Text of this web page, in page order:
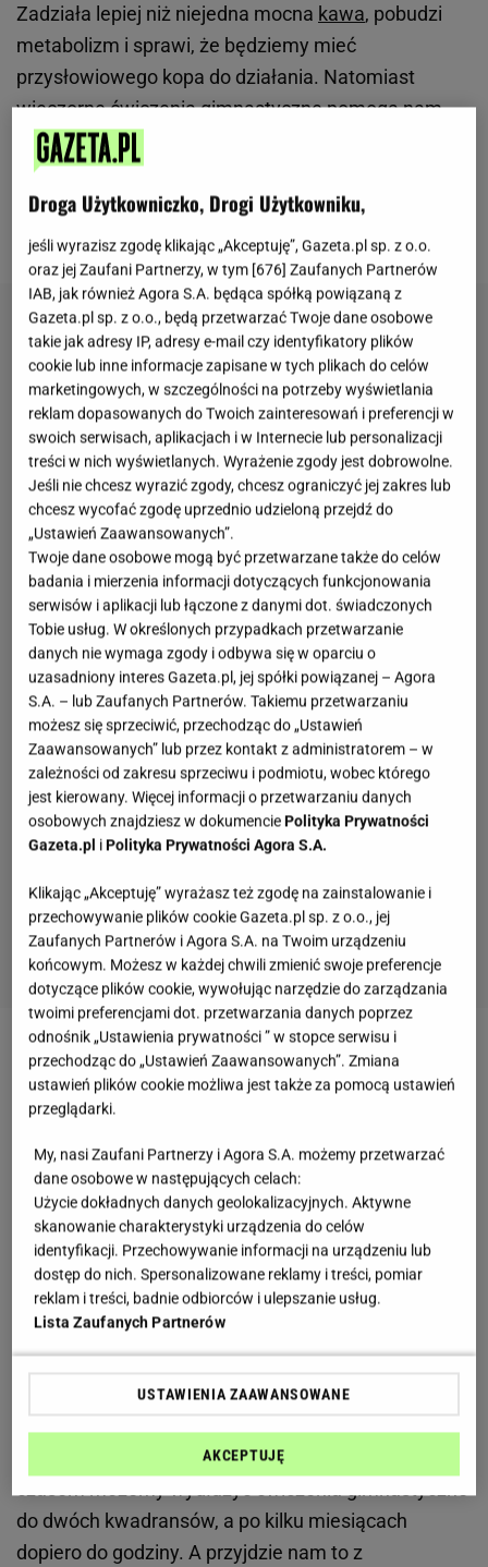
Zadziała lepiej niż niejedna mocna kawa, pobudzi
metabolizm i sprawi, że będziemy mieć
przysłowiowego kopa do działania. Natomiast
wieczorne ćwiczenia gimnastyczne pomogą nam
rozciągnąć ciało po całodniowym spięciu. Złagodzą
wszystkie nagromadzone napięcia, rozluźnią i
przygotują do relaksu, którego nasz organizm dozna
podczas snu.
Ponadto warto wiedzieć, że ćwiczenia gimnastyczne
może wykonywać każdy. Nie ma przeciwskazań do
ćwiczeń gimnastycznych zarówno dla osób
starszych, kobiet w ciąży, jak i dzieci. Sport to
przecieżzdrowie. Oczywiście każdy powinien je
dostosować do swojej kondycji, możliwości i
ograniczeń ruchowych. A w przypadku kobiet w
ciąży, zaleca się profilaktyczną konsultację u lekarza
prowadzącego ciążę.
Ćwiczenia gimnastyczne są jednak bardzo
przyjemne i proste. Nie musimy zaraz
. Na początek wystarczy kwadrans. Z
do dwóch kwadransów, a po kilku miesiącach
dopiero do godziny. A przyjdzie nam to z
Droga Użytkowniczko, Drogi Użytkowniku,
jeśli wyrazisz zgodę klikając „Akceptuję”, Gazeta.pl sp. z o.o.
oraz jej Zaufani Partnerzy, w tym [676] Zaufanych Partnerów
IAB, jak również Agora S.A. będąca spółką powiązaną z
Gazeta.pl sp. z o.o., będą przetwarzać Twoje dane osobowe
takie jak adresy IP, adresy e-mail czy identyfikatory plików
cookie lub inne informacje zapisane w tych plikach do celów
marketingowych, w szczególności na potrzeby wyświetlania
reklam dopasowanych do Twoich zainteresowań i preferencji w
swoich serwisach, aplikacjach i w Internecie lub personalizacji
treści w nich wyświetlanych. Wyrażenie zgody jest dobrowolne.
Jeśli nie chcesz wyrazić zgody, chcesz ograniczyć jej zakres lub
chcesz wycofać zgodę uprzednio udzieloną przejdź do
„Ustawień Zaawansowanych”.
Twoje dane osobowe mogą być przetwarzane także do celów
badania i mierzenia informacji dotyczących funkcjonowania
serwisów i aplikacji lub łączone z danymi dot. świadczonych
Tobie usług. W określonych przypadkach przetwarzanie
danych nie wymaga zgody i odbywa się w oparciu o
uzasadniony interes Gazeta.pl, jej spółki powiązanej – Agora
S.A. – lub Zaufanych Partnerów. Takiemu przetwarzaniu
możesz się sprzeciwić, przechodząc do „Ustawień
Zaawansowanych” lub przez kontakt z administratorem – w
zależności od zakresu sprzeciwu i podmiotu, wobec którego
jest kierowany. Więcej informacji o przetwarzaniu danych
osobowych znajdziesz w dokumenciePolityka Prywatności
Gazeta.pl iPolityka Prywatności Agora S.A.
Klikając „Akceptuję” wyrażasz też zgodę na zainstalowanie i
przechowywanie plików cookie Gazeta.pl sp. z o.o., jej
Zaufanych Partnerów i Agora S.A. na Twoim urządzeniu
końcowym. Możesz w każdej chwili zmienić swoje preferencje
dotyczące plików cookie, wywołując narzędzie do zarządzania
twoimi preferencjami dot. przetwarzania danych poprzez
odnośnik „Ustawienia prywatności ” w stopce serwisu i
przechodząc do „Ustawień Zaawansowanych”. Zmiana
ustawień plików cookie możliwa jest także za pomocą ustawień
przeglądarki.
My, nasi Zaufani Partnerzy i Agora S.A. możemy przetwarzać
dane osobowe w następujących celach:
Użycie dokładnych danych geolokalizacyjnych. Aktywne
skanowanie charakterystyki urządzenia do celów
identyfikacji. Przechowywanie informacji na urządzeniu lub
dostęp do nich. Spersonalizowane reklamy i treści, pomiar
reklam i treści, badnie odbiorców i ulepszanie usług.
Lista Zaufanych Partnerów
USTAWIENIA ZAAWANSOWANE
AKCEPTUJĘ